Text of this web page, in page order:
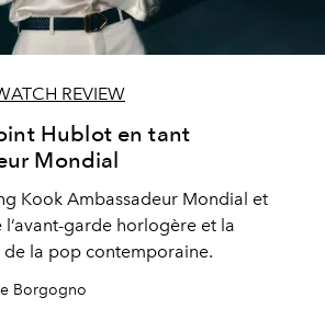
REVIEW
Hublot en tant
Mondial
Kook Ambassadeur Mondial et
l’avant-garde horlogère et la
de la pop contemporaine.
Borgogno